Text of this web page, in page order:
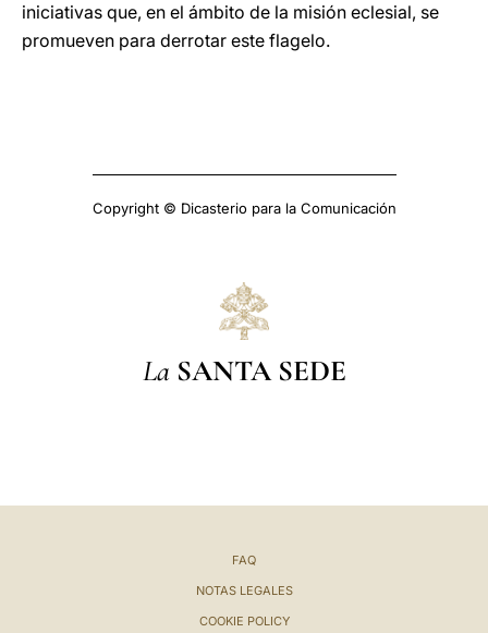
iniciativas que, en el ámbito de la misión eclesial, se
promueven para derrotar este flagelo.
Copyright © Dicasterio para la Comunicación
La SANTA SEDE
FAQ
NOTAS LEGALES
COOKIE POLICY